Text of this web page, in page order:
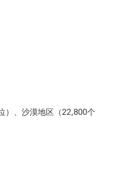
）、沙漠地区（22,800个